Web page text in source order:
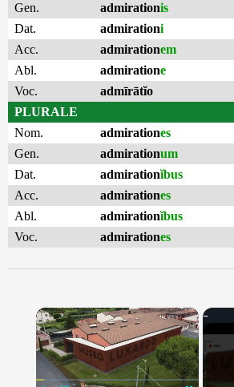
Gen.
admirationis
Dat.
admirationi
Acc.
admirationem
Abl.
admiratione
Voc.
admīrātĭo
PLURALE
Nom.
admirationes
Gen.
admirationum
Dat.
admirationĭbus
Acc.
admirationes
Abl.
admirationĭbus
Voc.
admirationes
×